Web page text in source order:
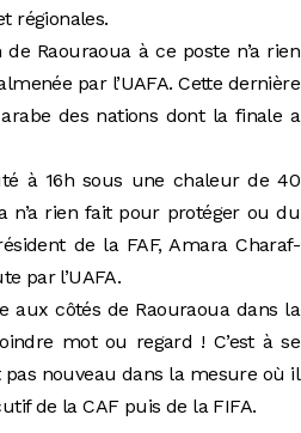
régionales.
Raouraoua à ce poste n’a rien
par l’UAFA. Cette dernière
des nations dont la finale a
à 16h sous une chaleur de 40
n’a rien fait pour protéger ou du
de la FAF, Amara Charaf-
par l’UAFA.
aux côtés de Raouraoua dans la
mot ou regard ! C’est à se
pas nouveau dans la mesure où il
de la CAF puis de la FIFA.